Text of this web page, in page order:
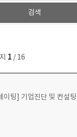
1/ 16
팅] 기업진단 및 컨설팅